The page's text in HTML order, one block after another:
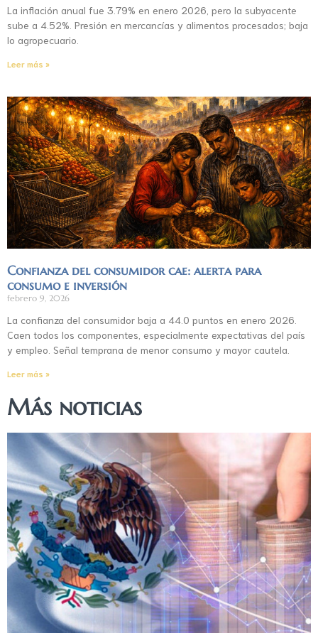
La inflación anual fue 3.79% en enero 2026, pero la subyacente
sube a 4.52%. Presión en mercancías y alimentos procesados; baja
lo agropecuario.
Leer más »
Confianza del consumidor cae: alerta para
consumo e inversión
febrero 9, 2026
La confianza del consumidor baja a 44.0 puntos en enero 2026.
Caen todos los componentes, especialmente expectativas del país
y empleo. Señal temprana de menor consumo y mayor cautela.
Leer más »
Más noticias